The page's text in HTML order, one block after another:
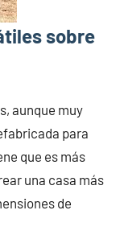
sobre
aunque muy
para
que es más
una casa más
de